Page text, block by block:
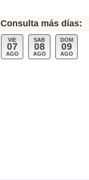
Consulta más días:
VIE
07
AGO
SAB
08
AGO
DOM
09
AGO